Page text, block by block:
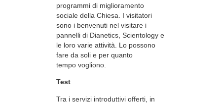
programmi di miglioramento
sociale della Chiesa. I visitatori
sono i benvenuti nel visitare i
pannelli di Dianetics, Scientology e
le loro varie attività. Lo possono
fare da soli e per quanto
tempo vogliono.
Test
Tra i servizi introduttivi offerti, in